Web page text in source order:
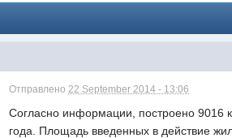
Отправлено22 September 2014 - 13:06
Согласно информации, построено 9016
года. Площадь введенных в действие